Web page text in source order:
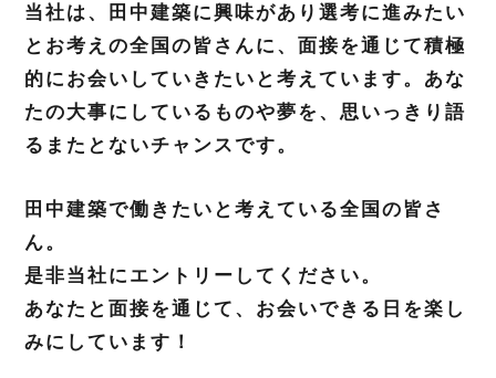
当社は、田中建築に興味があり選考に進みたい
とお考えの全国の皆さんに、面接を通じて積極
的にお会いしていきたいと考えています。あな
たの大事にしているものや夢を、思いっきり語
るまたとないチャンスです。
田中建築で働きたいと考えている全国の皆さ
ん。
是非当社にエントリーしてください。
あなたと面接を通じて、お会いできる日を楽し
みにしています！